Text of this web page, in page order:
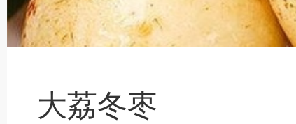
大荔冬枣